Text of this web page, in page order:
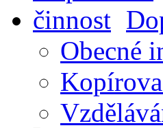
Obecné